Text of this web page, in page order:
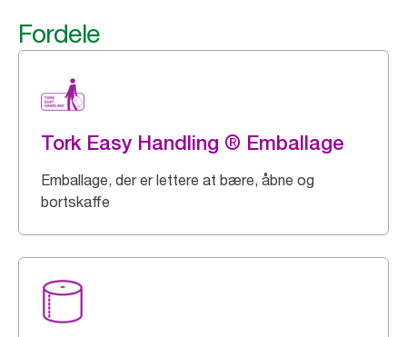
Fordele
Tork Easy Handling ® Emballage
Emballage, der er lettere at bære, åbne og
bortskaffe